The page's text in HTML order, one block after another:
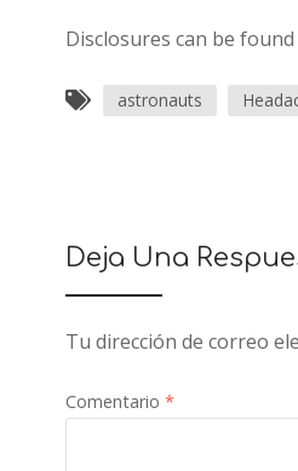
Disclosures can be
astronauts
Deja Una
Tu dirección de correo
Comentario *